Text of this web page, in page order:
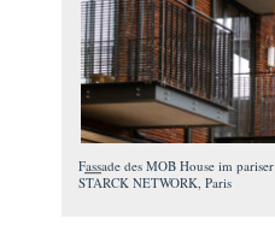
Fassade des MOB House im
STARCK NETWORK, Paris